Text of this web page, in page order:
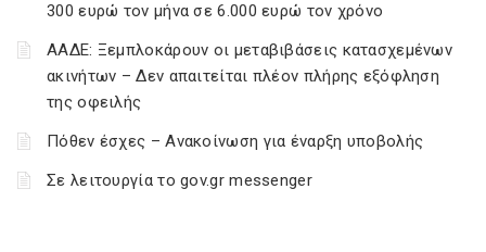
300 ευρώ τον μήνα σε 6.000 ευρώ τον χρόνο
ΑΑΔΕ: Ξεμπλοκάρουν οι μεταβιβάσεις κατασχεμένων
ακινήτων – Δεν απαιτείται πλέον πλήρης εξόφληση
της οφειλής
Πόθεν έσχες – Ανακοίνωση για έναρξη υποβολής
Σε λειτουργία το gov.gr messenger